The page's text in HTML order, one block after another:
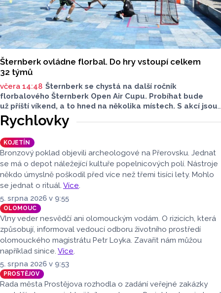
Šternberk ovládne florbal. Do hry vstoupí celkem
32 týmů
včera 14:48 Šternberk se chystá na další ročník
florbalového Šternberk Open Air Cupu. Probíhat bude
už příští víkend, a to hned na několika místech. S akcí jsou
spojené také dopravní uzavírky. Najdete mezi týmy svého
favorita?
Rychlovky
KOJETÍN
Bronzový poklad objevili archeologové na Přerovsku. Jednat
se má o depot náležející kultuře popelnicových polí. Nástroje
někdo úmyslně poškodil před více než třemi tisíci lety. Mohlo
se jednat o rituál. Více
5. srpna 2026 v 9:55
OLOMOUC
Vlny veder nesvědčí ani olomouckým vodám. O rizicích, která
způsobují, informoval vedoucí odboru životního prostředí
olomouckého magistrátu Petr Loyka. Zavařit nám můžou
například sinice. Více.
5. srpna 2026 v 9:53
PROSTĚJOV
Rada města Prostějova rozhodla o zadání veřejné zakázky